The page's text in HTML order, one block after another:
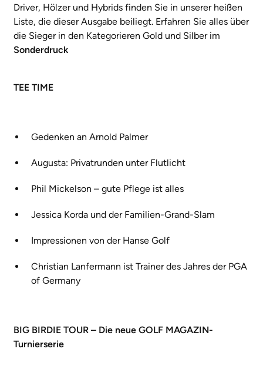
Driver, Hölzer und Hybrids finden Sie in unserer heißen
Liste, die dieser Ausgabe beiliegt. Erfahren Sie alles über
die Sieger in den Kategorieren Gold und Silber im
Sonderdruck
TEE TIME
Gedenken an Arnold Palmer
Augusta: Privatrunden unter Flutlicht
Phil Mickelson – gute Pflege ist alles
Jessica Korda und der Familien-Grand-Slam
Impressionen von der Hanse Golf
Christian Lanfermann ist Trainer des Jahres der PGA
of Germany
BIG BIRDIE TOUR – Die neue GOLF MAGAZIN-
Turnierserie